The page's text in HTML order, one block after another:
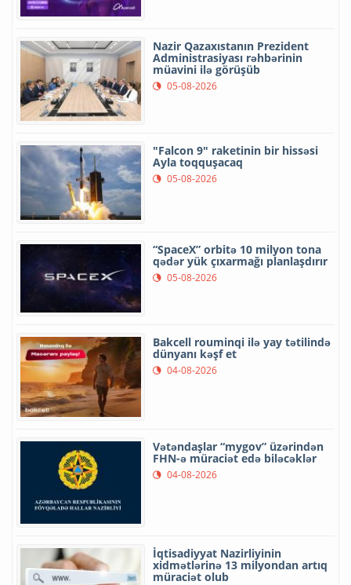
Nazir Qazaxıstanın Prezident
Administrasiyası rəhbərinin
müavini ilə görüşüb
05-08-2026
"Falcon 9" raketinin bir hissəsi
Ayla toqquşacaq
05-08-2026
“SpaceX” orbitə 10 milyon tona
qədər yük çıxarmağı planlaşdırır
05-08-2026
Bakcell rouminqi ilə yay tətilində
dünyanı kəşf et
04-08-2026
Vətəndaşlar “mygov” üzərindən
FHN-ə müraciət edə biləcəklər
04-08-2026
İqtisadiyyat Nazirliyinin
xidmətlərinə 13 milyondan artıq
müraciət olub